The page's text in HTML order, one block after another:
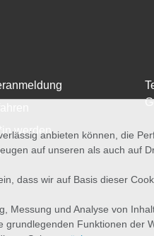
werdenanbieten können, die
auf unseren als auch auf
dass wir auf Basis dieser
Messung und Analyse von
Funktionen der